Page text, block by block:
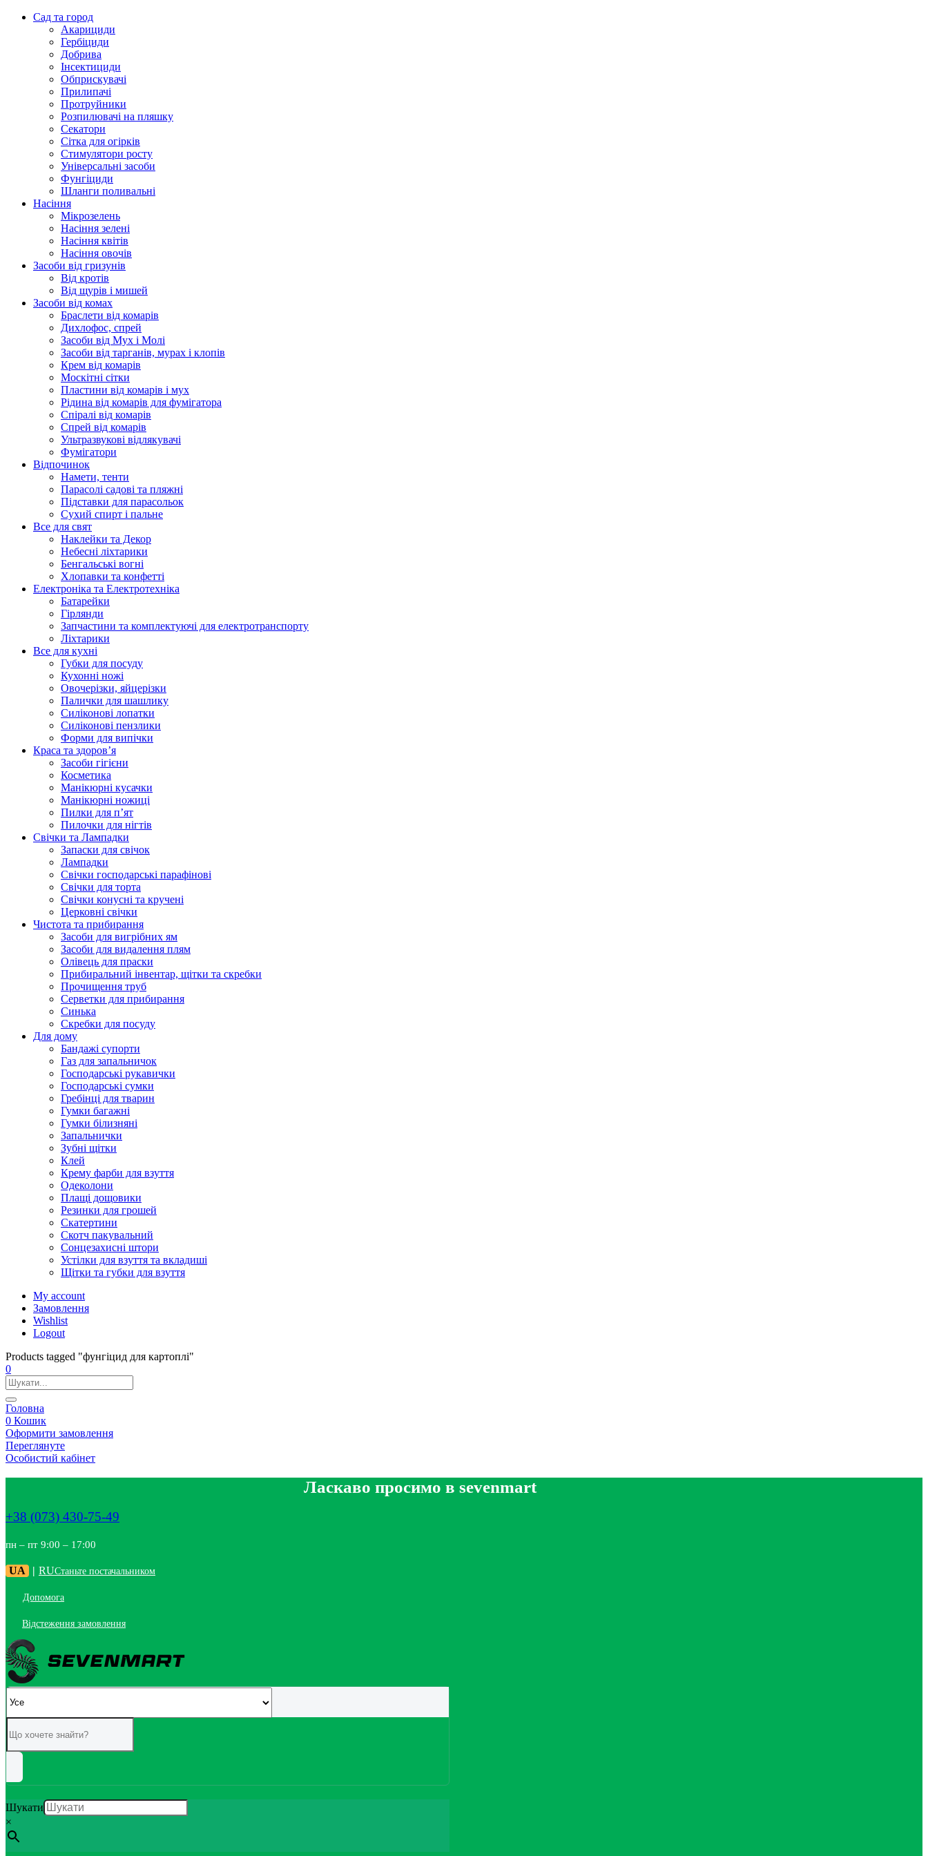
Сад та город
Акарициди
Гербіциди
Добрива
Інсектициди
Обприскувачі
Прилипачі
Протруйники
Розпилювачі на пляшку
Секатори
Сітка для огірків
Стимулятори росту
Універсальні засоби
Фунгіциди
Шланги поливальні
Насіння
Мікрозелень
Насіння зелені
Насіння квітів
Насіння овочів
Засоби від гризунів
Від кротів
Від щурів і мишей
Засоби від комах
Браслети від комарів
Дихлофос, спрей
Засоби від Мух і Молі
Засоби від тарганів, мурах і клопів
Крем від комарів
Москітні сітки
Пластини від комарів і мух
Рідина від комарів для фумігатора
Спіралі від комарів
Спрей від комарів
Ультразвукові відлякувачі
Фумігатори
Відпочинок
Намети, тенти
Парасолі садові та пляжні
Підставки для парасольок
Сухий спирт і пальне
Все для свят
Наклейки та Декор
Небесні ліхтарики
Бенгальські вогні
Хлопавки та конфетті
Електроніка та Електротехніка
Батарейки
Гірлянди
Запчастини та комплектуючі для електротранспорту
Ліхтарики
Все для кухні
Губки для посуду
Кухонні ножі
Овочерізки, яйцерізки
Палички для шашлику
Силіконові лопатки
Силіконові пензлики
Форми для випічки
Краса та здоров’я
Засоби гігієни
Косметика
Манікюрні кусачки
Манікюрні ножиці
Пилки для п’ят
Пилочки для нігтів
Свічки та Лампадки
Запаски для свічок
Лампадки
Свічки господарські парафінові
Свічки для торта
Свічки конусні та кручені
Церковні свічки
Чистота та прибирання
Засоби для вигрібних ям
Засоби для видалення плям
Олівець для праски
Прибиральний інвентар, щітки та скребки
Прочищення труб
Серветки для прибирання
Синька
Скребки для посуду
Для дому
Бандажі супорти
Газ для запальничок
Господарські рукавички
Господарські сумки
Гребінці для тварин
Гумки багажні
Гумки білизняні
Запальнички
Зубні щітки
Клей
Крему фарби для взуття
Одеколони
Плащі дощовики
Резинки для грошей
Скатертини
Скотч пакувальний
Сонцезахисні штори
Устілки для взуття та вкладиші
Щітки та губки для взуття
My account
Замовлення
Wishlist
Logout
Products tagged "фунгіцид для картоплі"
0
Головна
0 Кошик
Оформити замовлення
Переглянуте
Особистий кабінет
Ласкаво просимо в sevenmart
+38 (073) 430-75-49
пн – пт 9:00 – 17:00
UA | RUСтаньте постачальником
Допомога
Відстеження замовлення
Шукати
×